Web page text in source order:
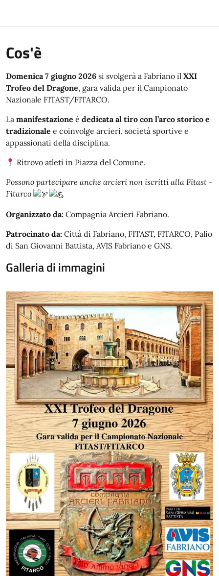
Cos'è
Domenica 7 giugno 2026 si svolgerà a Fabriano il XXI
Trofeo del Dragone, gara valida per il Campionato
Nazionale FITAST/FITARCO.
La manifestazione è dedicata al tiro con l’arco storico e
tradizionale e coinvolge arcieri, società sportive e
appassionati della disciplina.
Ritrovo atleti in Piazza del Comune.
Possono partecipare anche arcieri non iscritti alla Fitast -
Fitarco
Organizzato da: Compagnia Arcieri Fabriano.
Patrocinato da: Città di Fabriano, FITAST, FITARCO, Palio
di San Giovanni Battista, AVIS Fabriano e GNS.
Galleria di immagini